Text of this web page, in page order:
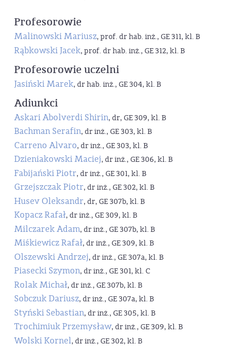
Profesorowie
Malinowski Mariusz, prof. dr hab. inż., GE 311, kl. B
Rąbkowski Jacek, prof. dr hab. inż., GE 312, kl. B
Profesorowie uczelni
Jasiński Marek, dr hab. inż., GE 304, kl. B
Adiunkci
Askari Abolverdi Shirin, dr, GE 309, kl. B
Bachman Serafin, dr inż., GE 303, kl. B
Carreno Alvaro, dr inż., GE 303, kl. B
Dzieniakowski Maciej, dr inż., GE 306, kl. B
Fabijański Piotr, dr inż., GE 301, kl. B
Grzejszczak Piotr, dr inż., GE 302, kl. B
Husev Oleksandr, dr, GE 307b, kl. B
Kopacz Rafał, dr inż., GE 309, kl. B
Milczarek Adam, dr inż., GE 307b, kl. B
Miśkiewicz Rafał, dr inż., GE 309, kl. B
Olszewski Andrzej, dr inż., GE 307a, kl. B
Piasecki Szymon, dr inż., GE 301, kl. C
Rolak Michał, dr inż., GE 307b, kl. B
Sobczuk Dariusz, dr inż., GE 307a, kl. B
Styński Sebastian, dr inż., GE 305, kl. B
Trochimiuk Przemysław, dr inż., GE 309, kl. B
Wolski Kornel, dr inż., GE 302, kl. B